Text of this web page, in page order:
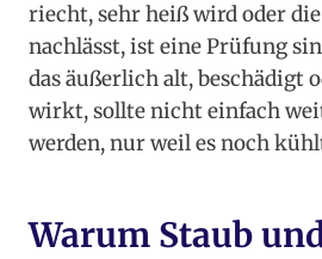
riecht, sehr heiß wird oder
nachlässt, ist eine Prüfung
das äußerlich alt, beschädigt
wirkt, sollte nicht einfach
werden, nur weil es noch
Warum Staub